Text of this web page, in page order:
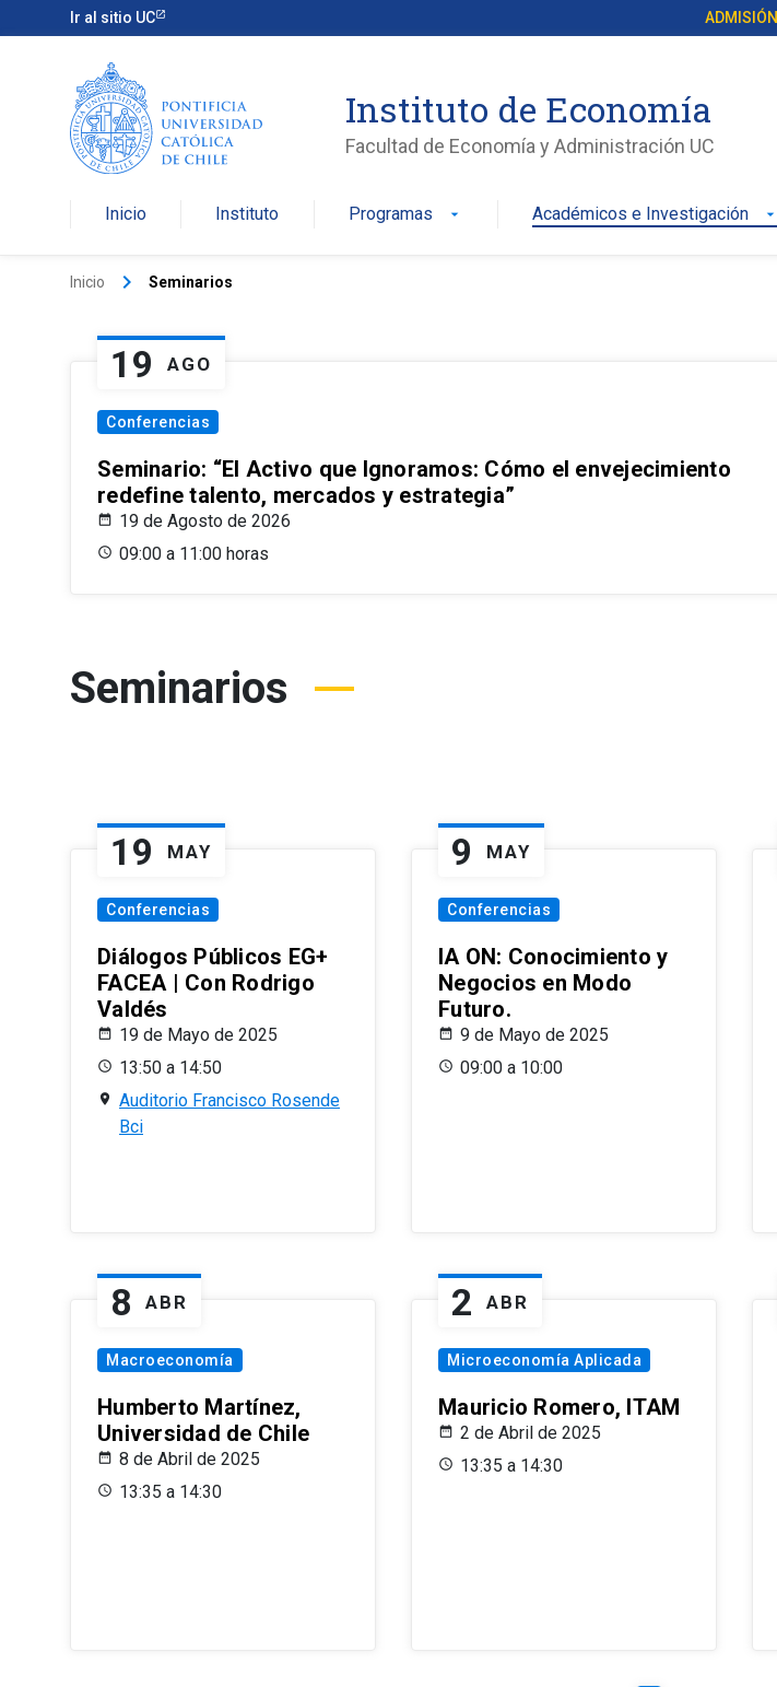
Ir al sitio UC ADMISIÓN
Instituto de Economía
Facultad de Economía y Administración UC
Inicio Instituto Programas arrow_drop_down Académicos e Investigación arrow_drop_down
Inicio keyboard_arrow_right Seminarios
19 AGO
Conferencias
Seminario: “El Activo que Ignoramos: Cómo el envejecimiento
redefine talento, mercados y estrategia”
19 de Agosto de 2026
09:00 a 11:00 horas
Seminarios
19 MAY
Conferencias
Diálogos Públicos EG+
FACEA | Con Rodrigo
Valdés
19 de Mayo de 2025
13:50 a 14:50
Auditorio Francisco Rosende
Bci
9 MAY
Conferencias
IA ON: Conocimiento y
Negocios en Modo
Futuro.
9 de Mayo de 2025
09:00 a 10:00
8 ABR
Macroeconomía
Humberto Martínez,
Universidad de Chile
8 de Abril de 2025
13:35 a 14:30
2 ABR
Microeconomía Aplicada
Mauricio Romero, ITAM
2 de Abril de 2025
13:35 a 14:30